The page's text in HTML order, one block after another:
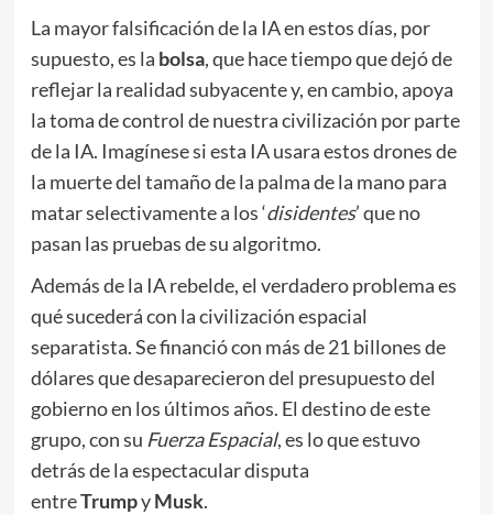
La mayor falsificación de la IA en estos días, por
supuesto, es la bolsa, que hace tiempo que dejó de
reflejar la realidad subyacente y, en cambio, apoya
la toma de control de nuestra civilización por parte
de la IA. Imagínese si esta IA usara estos drones de
la muerte del tamaño de la palma de la mano para
matar selectivamente a los ‘disidentes’ que no
pasan las pruebas de su algoritmo.
Además de la IA rebelde, el verdadero problema es
qué sucederá con la civilización espacial
separatista. Se financió con más de 21 billones de
dólares que desaparecieron del presupuesto del
gobierno en los últimos años. El destino de este
grupo, con su Fuerza Espacial, es lo que estuvo
detrás de la espectacular disputa
entreTrumpyMusk.